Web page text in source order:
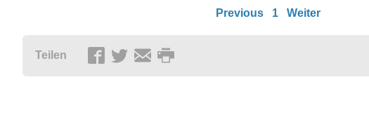
Previous 1 Weiter
Teilen